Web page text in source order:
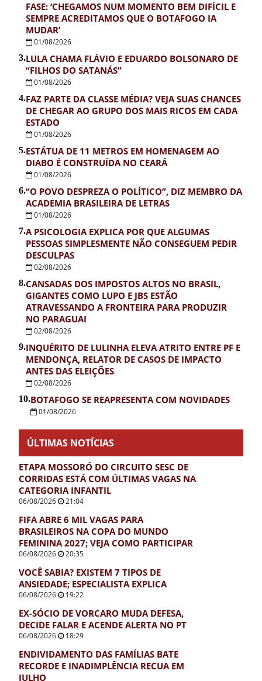
FASE: ‘CHEGAMOS NUM MOMENTO BEM DIFÍCIL E
SEMPRE ACREDITAMOS QUE O BOTAFOGO IA
MUDAR’
01/08/2026
3.LULA CHAMA FLÁVIO E EDUARDO BOLSONARO DE
“FILHOS DO SATANÁS”
01/08/2026
4.FAZ PARTE DA CLASSE MÉDIA? VEJA SUAS CHANCES
DE CHEGAR AO GRUPO DOS MAIS RICOS EM CADA
ESTADO
01/08/2026
5.ESTÁTUA DE 11 METROS EM HOMENAGEM AO
DIABO É CONSTRUÍDA NO CEARÁ
01/08/2026
6.“O POVO DESPREZA O POLÍTICO”, DIZ MEMBRO DA
ACADEMIA BRASILEIRA DE LETRAS
01/08/2026
7.A PSICOLOGIA EXPLICA POR QUE ALGUMAS
PESSOAS SIMPLESMENTE NÃO CONSEGUEM PEDIR
DESCULPAS
02/08/2026
8.CANSADAS DOS IMPOSTOS ALTOS NO BRASIL,
GIGANTES COMO LUPO E JBS ESTÃO
ATRAVESSANDO A FRONTEIRA PARA PRODUZIR
NO PARAGUAI
02/08/2026
9.INQUÉRITO DE LULINHA ELEVA ATRITO ENTRE PF E
MENDONÇA, RELATOR DE CASOS DE IMPACTO
ANTES DAS ELEIÇÕES
02/08/2026
10.BOTAFOGO SE REAPRESENTA COM NOVIDADES
01/08/2026
ÚLTIMAS NOTÍCIAS
ETAPA MOSSORÓ DO CIRCUITO SESC DE
CORRIDAS ESTÁ COM ÚLTIMAS VAGAS NA
CATEGORIA INFANTIL
06/08/2026 21:04
FIFA ABRE 6 MIL VAGAS PARA
BRASILEIROS NA COPA DO MUNDO
FEMININA 2027; VEJA COMO PARTICIPAR
06/08/2026 20:35
VOCÊ SABIA? EXISTEM 7 TIPOS DE
ANSIEDADE; ESPECIALISTA EXPLICA
06/08/2026 19:22
EX-SÓCIO DE VORCARO MUDA DEFESA,
DECIDE FALAR E ACENDE ALERTA NO PT
06/08/2026 18:29
ENDIVIDAMENTO DAS FAMÍLIAS BATE
RECORDE E INADIMPLÊNCIA RECUA EM
JULHO